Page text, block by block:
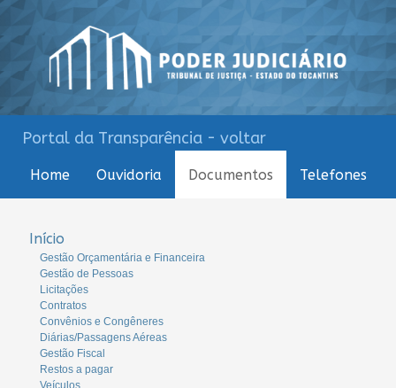
Portal da Transparência - voltar
Home Ouvidoria Documentos Telefones
Início
Gestão Orçamentária e Financeira
Gestão de Pessoas
Licitações
Contratos
Convênios e Congêneres
Diárias/Passagens Aéreas
Gestão Fiscal
Restos a pagar
Veículos